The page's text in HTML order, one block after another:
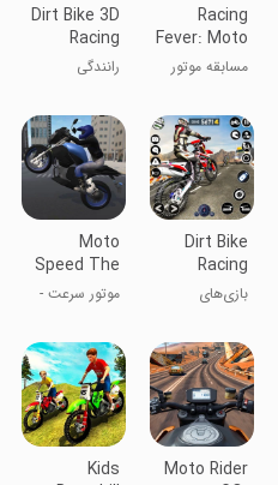
Racing
Fever: Moto
مسابقه موتور
Dirt Bike 3D
Racing
رانندگی
Dirt Bike
Racing
Games
Offline
بازی‌های
کراس آفلاین
Moto
Speed The
Motorcycle
Game
موتور سرعت -
Moto Rider
Kids